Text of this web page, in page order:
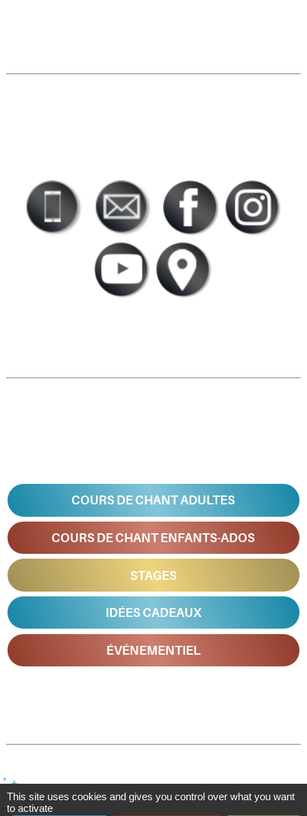
COURS DE CHANT ADULTES
COURS DE CHANT ENFANTS-ADOS
STAGES
IDÉES CADEAUX
ÉVÉNEMENTIEL
This site uses cookies and gives you control over what you want
to activate